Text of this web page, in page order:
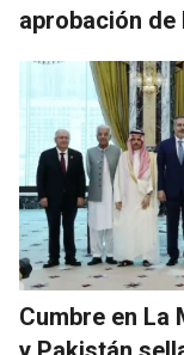
aprobación de
Cumbre en La